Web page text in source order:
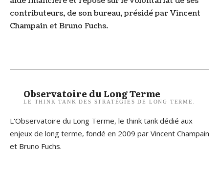
contributeurs, de son bureau, présidé par Vincent
Champain et Bruno Fuchs.
Observatoire du Long Terme
LE THINK TANK DES STRATÉGIES DE LONG TERME.
L'Observatoire du Long Terme, le think tank dédié aux
enjeux de long terme, fondé en 2009 par Vincent Champain
et Bruno Fuchs.